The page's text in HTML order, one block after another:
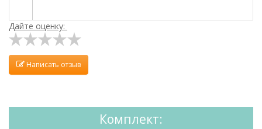
Дайте оценку:
Написать отзыв
Комплект: